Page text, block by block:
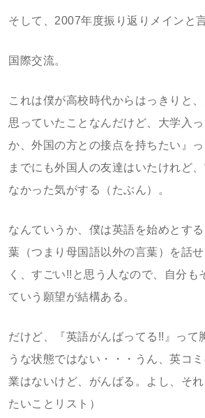
そして、2007年度振り返りメインと言
国際交流。
これは僕が高校時代からはっきりと
思っていたことなんだけど、大学入
か、外国の方との接点を持ちたい』
までにも外国人の友達はいたけれど、
なかった気がする（たぶん）。
なんていうか、僕は英語を始めとす
葉（つまり母国語以外の言葉）を話
く、すごい!!と思う人なので、自分も
ていう願望が結構ある。
だけど、『英語がんばってる!!』って
うな状態ではない・・・うん、英コ
業はないけど、がんばる。よし、そ
たいことリスト）